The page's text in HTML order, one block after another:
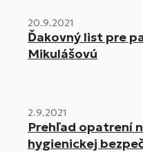
20.9.2021
Ďakovný list pre
Mikulášovú
2.9.2021
Prehľad opatrení
hygienickej